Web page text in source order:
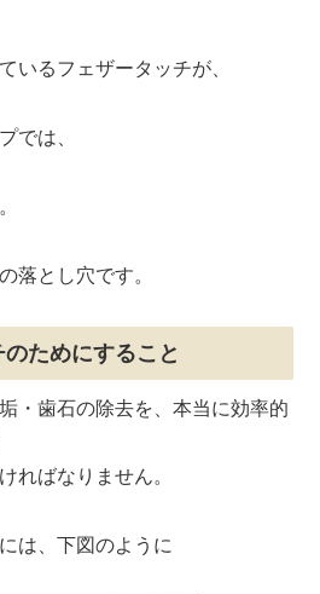
いるフェザータッチが、
では、
落とし穴です。
ためにすること
・歯石の除去を、本当に効率的
ればなりません。
は、下図のように